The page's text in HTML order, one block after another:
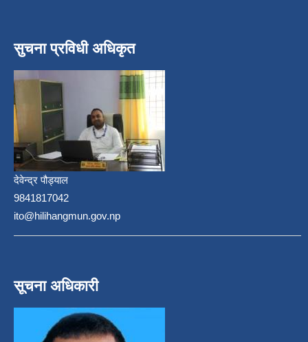
सुचना प्रविधी अधिकृत
देवेन्द्र पौड्याल
9841817042
ito@hilihangmun.gov.np
सूचना अधिकारी